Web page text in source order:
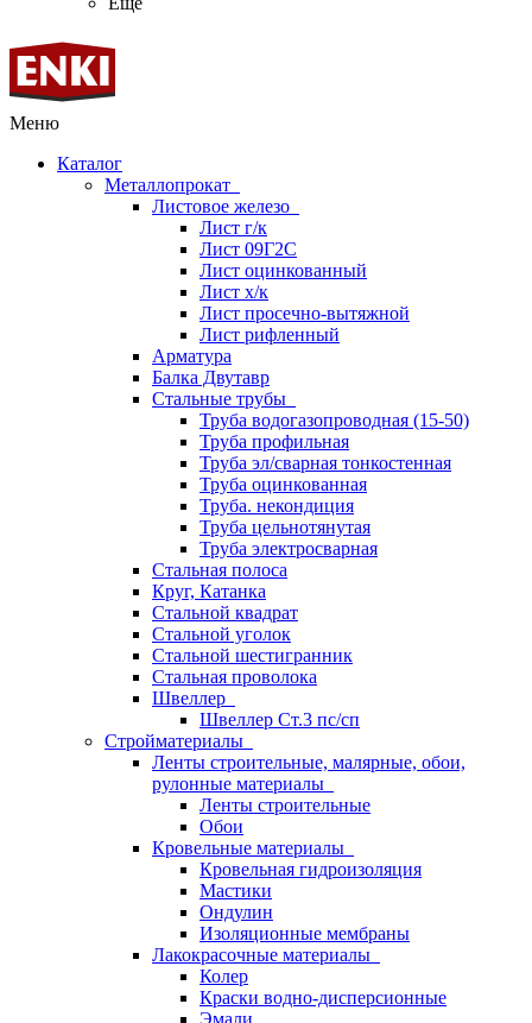
Меню
Каталог
Металлопрокат
Листовое железо
Лист г/к
Лист 09Г2С
Лист оцинкованный
Лист х/к
Лист просечно-вытяжной
Лист рифленный
Арматура
Балка Двутавр
Стальные трубы
Труба водогазопроводная (15-50)
Труба профильная
Труба эл/сварная тонкостенная
Труба оцинкованная
Труба. некондиция
Труба цельнотянутая
Труба электросварная
Стальная полоса
Круг, Катанка
Стальной квадрат
Стальной уголок
Стальной шестигранник
Стальная проволока
Швеллер
Швеллер Ст.3 пс/сп
Стройматериалы
Ленты строительные, малярные, обои,
рулонные материалы
Ленты строительные
Обои
Кровельные материалы
Кровельная гидроизоляция
Мастики
Ондулин
Изоляционные мембраны
Лакокрасочные материалы
Колер
Краски водно-дисперсионные
Эмали